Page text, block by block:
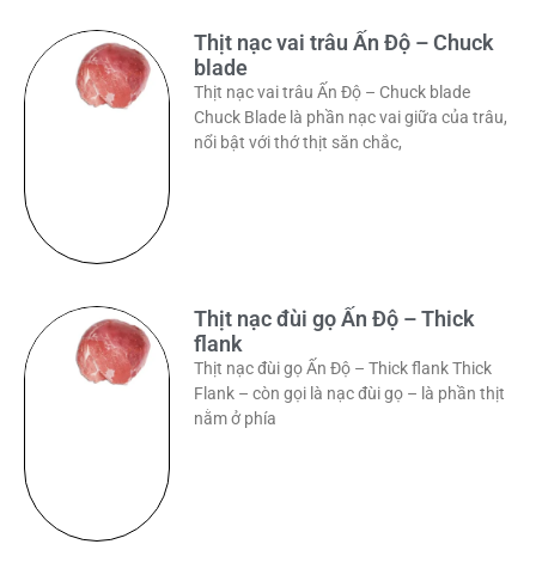
Thịt nạc vai trâu Ấn Độ – Chuck
blade
Thịt nạc vai trâu Ấn Độ – Chuck blade
Chuck Blade là phần nạc vai giữa của trâu,
nổi bật với thớ thịt săn chắc,
Thịt nạc đùi gọ Ấn Độ – Thick
flank
Thịt nạc đùi gọ Ấn Độ – Thick flank Thick
Flank – còn gọi là nạc đùi gọ – là phần thịt
nằm ở phía